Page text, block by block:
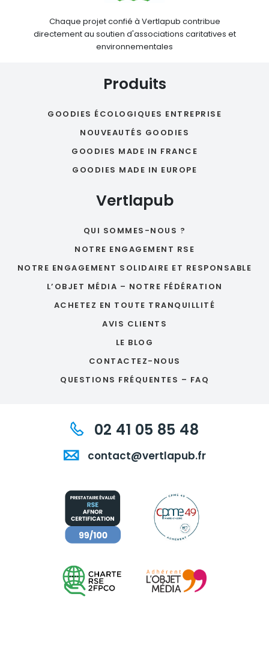
Chaque projet confié à Vertlapub contribue
directement au soutien d'associations caritatives et
environnementales
Produits
GOODIES ÉCOLOGIQUES ENTREPRISE
NOUVEAUTÉS GOODIES
GOODIES MADE IN FRANCE
GOODIES MADE IN EUROPE
Vertlapub
QUI SOMMES-NOUS ?
NOTRE ENGAGEMENT RSE
NOTRE ENGAGEMENT SOLIDAIRE ET RESPONSABLE
L’OBJET MÉDIA – NOTRE FÉDÉRATION
ACHETEZ EN TOUTE TRANQUILLITÉ
AVIS CLIENTS
LE BLOG
CONTACTEZ-NOUS
QUESTIONS FRÉQUENTES – FAQ
02 41 05 85 48
contact@vertlapub.fr